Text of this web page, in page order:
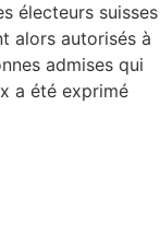
électeurs suisses
alors autorisés à
admises qui
a été exprimé